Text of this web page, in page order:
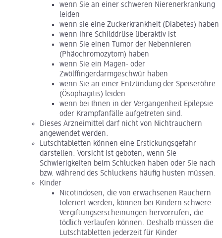
wenn Sie an einer schweren Nierenerkrankung
leiden
wenn sie eine Zuckerkrankheit (Diabetes) haben
wenn Ihre Schilddrüse überaktiv ist
wenn Sie einen Tumor der Nebennieren
(Phäochromozytom) haben
wenn Sie ein Magen- oder
Zwölffingerdarmgeschwür haben
wenn Sie an einer Entzündung der Speiseröhre
(Ösophagitis) leiden
wenn bei Ihnen in der Vergangenheit Epilepsie
oder Krampfanfälle aufgetreten sind.
Dieses Arzneimittel darf nicht von Nichtrauchern
angewendet werden.
Lutschtabletten können eine Erstickungsgefahr
darstellen. Vorsicht ist geboten, wenn Sie
Schwierigkeiten beim Schlucken haben oder Sie nach
bzw. während des Schluckens häufig husten müssen.
Kinder
Nicotindosen, die von erwachsenen Rauchern
toleriert werden, können bei Kindern schwere
Vergiftungserscheinungen hervorrufen, die
tödlich verlaufen können. Deshalb müssen die
Lutschtabletten jederzeit für Kinder